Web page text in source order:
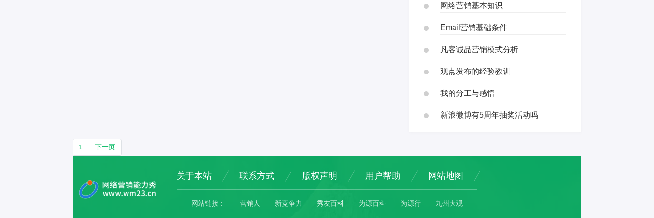
网络营销基本知识
Email营销基础条件
凡客诚品营销模式分析
观点发布的经验教训
我的分工与感悟
新浪微博有5周年抽奖活动吗
1 下一页
关于本站 联系方式 版权声明 用户帮助 网站地图
网站链接： 营销人 新竞争力 秀友百科 为源百科 为源行 九州大观